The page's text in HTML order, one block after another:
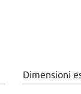
Dimensioni